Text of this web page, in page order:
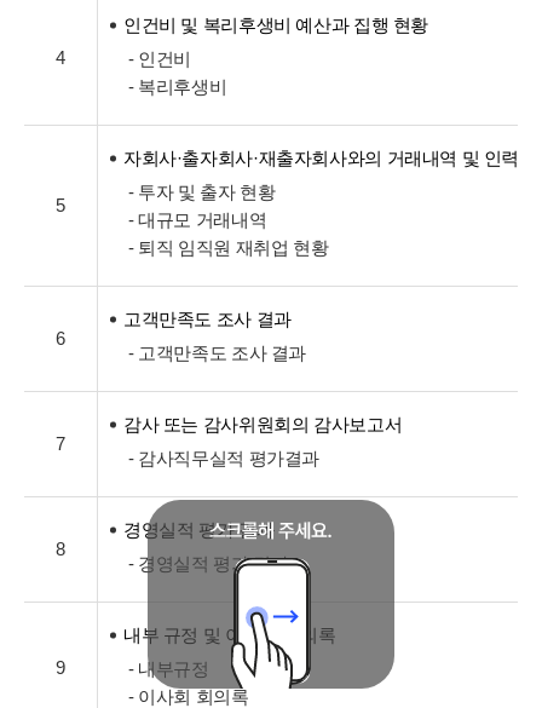
4
인건비 및 복리후생비 예산과 집행 현황
- 인건비
- 복리후생비
5
자회사·출자회사·재출자회사와의 거래내역 및 인력
- 투자 및 출자 현황
- 대규모 거래내역
- 퇴직 임직원 재취업 현황
6
고객만족도 조사 결과
- 고객만족도 조사 결과
7
감사 또는 감사위원회의 감사보고서
- 감사직무실적 평가결과
8
경영실적 평가 결과
- 경영실적 평가 결과
9
내부 규정 및 이사회 회의록
- 내부규정
- 이사회 회의록